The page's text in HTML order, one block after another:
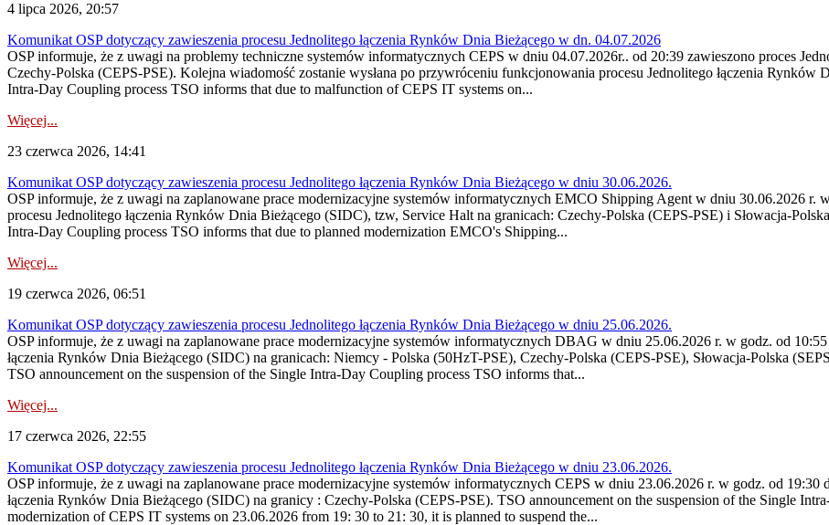
4 lipca 2026, 20:57
Komunikat OSP dotyczący zawieszenia procesu Jednolitego łączenia Rynków Dnia Bieżącego w dn. 04.07.2026
OSP informuje, że z uwagi na problemy techniczne systemów informatycznych CEPS w dniu 04.07.2026r.. od 20:39 zawieszono proces
Czechy-Polska (CEPS-PSE). Kolejna wiadomość zostanie wysłana po przywróceniu funkcjonowania procesu Jednolitego łączenia Rynków
Intra-Day Coupling process TSO informs that due to malfunction of CEPS IT systems on...
Więcej...
23 czerwca 2026, 14:41
Komunikat OSP dotyczący zawieszenia procesu Jednolitego łączenia Rynków Dnia Bieżącego w dniu 30.06.2026.
OSP informuje, że z uwagi na zaplanowane prace modernizacyjne systemów informatycznych EMCO Shipping Agent w dniu 30.06.2026 r.
procesu Jednolitego łączenia Rynków Dnia Bieżącego (SIDC), tzw, Service Halt na granicach: Czechy-Polska (CEPS-PSE) i Słowacja-
Intra-Day Coupling process TSO informs that due to planned modernization EMCO's Shipping...
Więcej...
19 czerwca 2026, 06:51
Komunikat OSP dotyczący zawieszenia procesu Jednolitego łączenia Rynków Dnia Bieżącego w dniu 25.06.2026.
OSP informuje, że z uwagi na zaplanowane prace modernizacyjne systemów informatycznych DBAG w dniu 25.06.2026 r. w godz. od
łączenia Rynków Dnia Bieżącego (SIDC) na granicach: Niemcy - Polska (50HzT-PSE), Czechy-Polska (CEPS-PSE), Słowacja-Polska
TSO announcement on the suspension of the Single Intra-Day Coupling process TSO informs that...
Więcej...
17 czerwca 2026, 22:55
Komunikat OSP dotyczący zawieszenia procesu Jednolitego łączenia Rynków Dnia Bieżącego w dniu 23.06.2026.
OSP informuje, że z uwagi na zaplanowane prace modernizacyjne systemów informatycznych CEPS w dniu 23.06.2026 r. w godz. od 19:30
łączenia Rynków Dnia Bieżącego (SIDC) na granicy : Czechy-Polska (CEPS-PSE). TSO announcement on the suspension of the Single
modernization of CEPS IT systems on 23.06.2026 from 19: 30 to 21: 30, it is planned to suspend the...